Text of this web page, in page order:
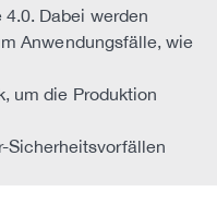
Dabei werden
Anwendungsfälle, wie
um die Produktion
Sicherheitsvorfällen